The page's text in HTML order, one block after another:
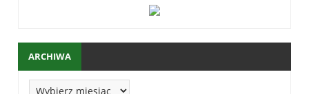
ARCHIWA